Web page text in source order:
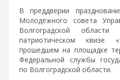
В преддверии
Молодёжного совета
Волгоградской
патриотическом квизе
прошедшем на площадке
Федеральной службы
по Волгоградской области.